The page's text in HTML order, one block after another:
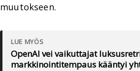
muutokseen.
LUE MYÖS
OpenAI vei vaikuttajat
markkinointitempaus kääntyi